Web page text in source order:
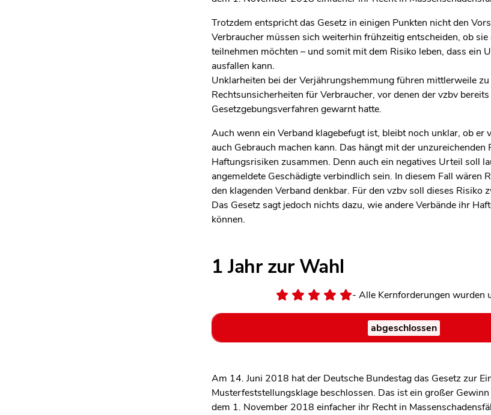
Trotzdem entspricht das Gesetz in einigen Punkten nicht den
Verbraucher müssen sich weiterhin frühzeitig entscheiden, ob sie
teilnehmen möchten – und somit mit dem Risiko leben, dass ein
ausfallen kann.
Unklarheiten bei der Verjährungshemmung führen mittlerweile zu
Rechtsunsicherheiten für Verbraucher, vor denen der vzbv
Gesetzgebungsverfahren gewarnt hatte.
Auch wenn ein Verband klagebefugt ist, bleibt noch unklar, ob er
auch Gebrauch machen kann. Das hängt mit der unzureichenden
Haftungsrisiken zusammen. Denn auch ein negatives Urteil soll
angemeldete Geschädigte verbindlich sein. In diesem Fall wären
den klagenden Verband denkbar. Für den vzbv soll dieses Risiko
Das Gesetz sagt jedoch nichts dazu, wie andere Verbände ihr
können.
1 Jahr zur Wahl
- Alle Kernforderungen wurden
abgeschlossen
Am 14. Juni 2018 hat der Deutsche Bundestag das Gesetz zur
Musterfeststellungsklage beschlossen. Das ist ein großer
dem 1. November 2018 einfacher ihr Recht in